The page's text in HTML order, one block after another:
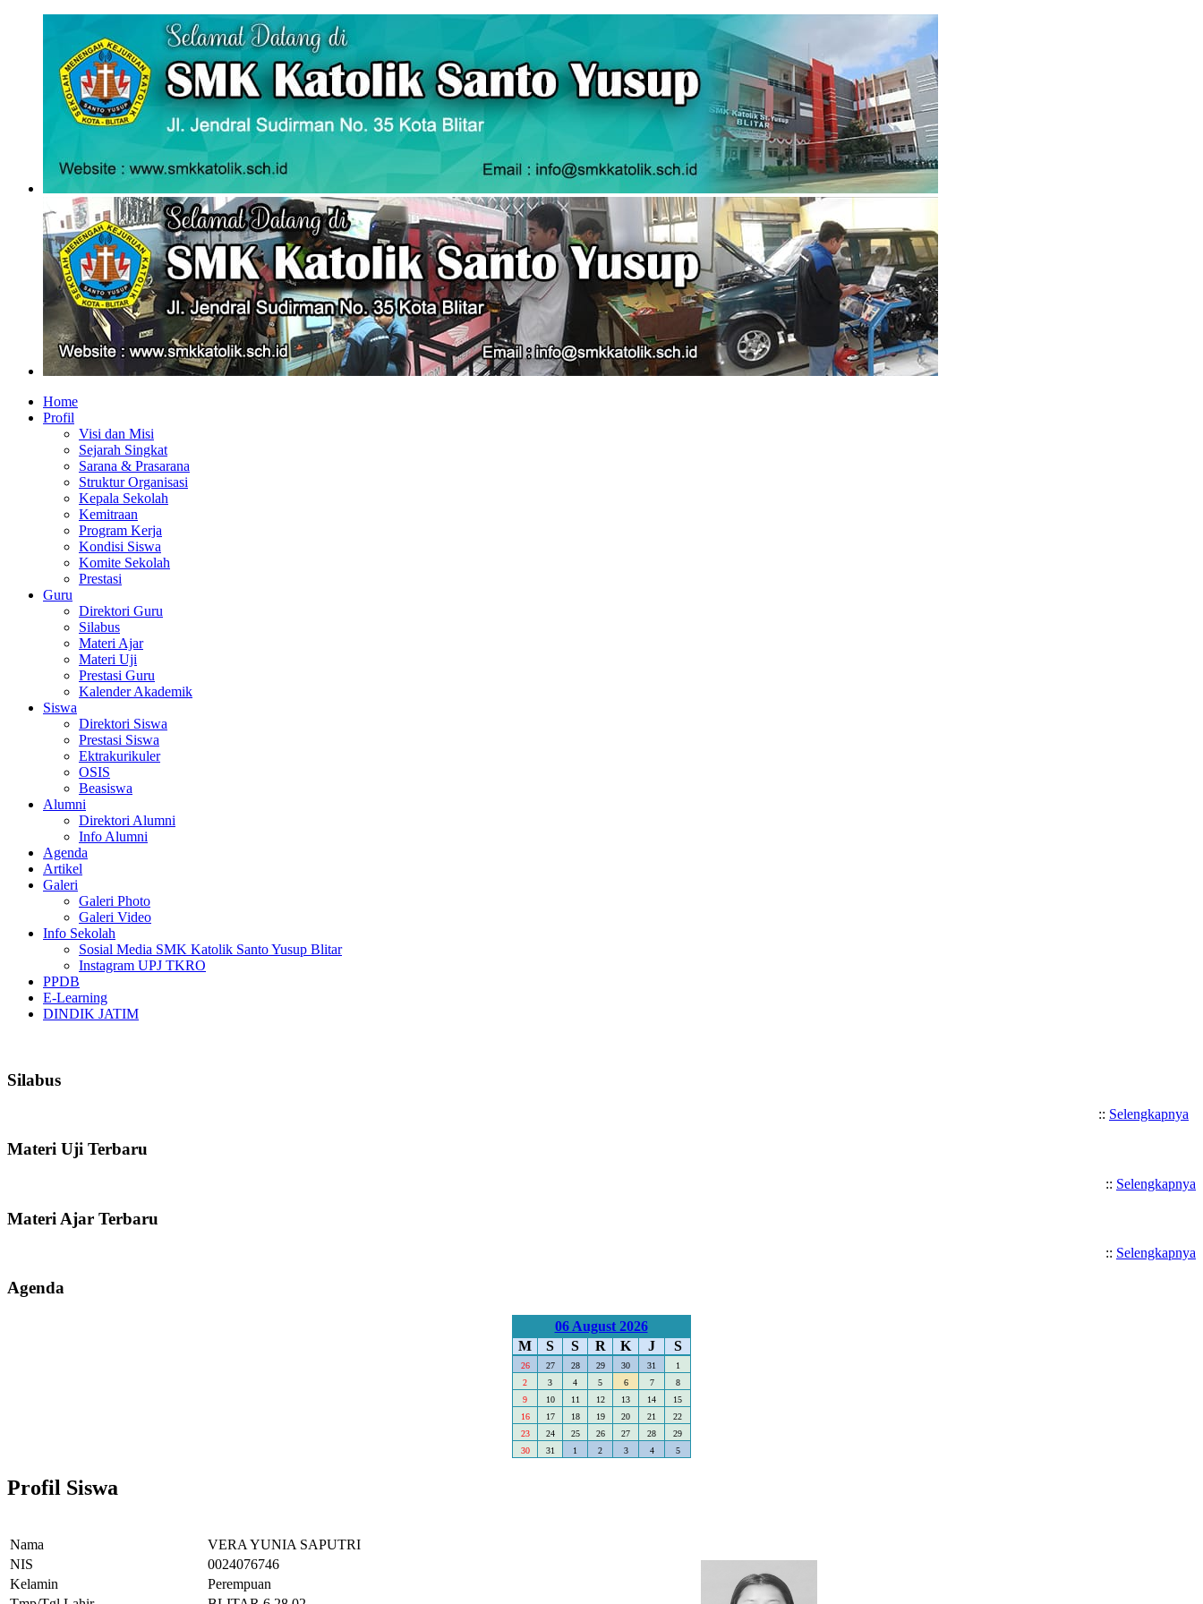
Home
Profil
Visi dan Misi
Sejarah Singkat
Sarana & Prasarana
Struktur Organisasi
Kepala Sekolah
Kemitraan
Program Kerja
Kondisi Siswa
Komite Sekolah
Prestasi
Guru
Direktori Guru
Silabus
Materi Ajar
Materi Uji
Prestasi Guru
Kalender Akademik
Siswa
Direktori Siswa
Prestasi Siswa
Ektrakurikuler
OSIS
Beasiswa
Alumni
Direktori Alumni
Info Alumni
Agenda
Artikel
Galeri
Galeri Photo
Galeri Video
Info Sekolah
Sosial Media SMK Katolik Santo Yusup Blitar
Instagram UPJ TKRO
PPDB
E-Learning
DINDIK JATIM
Silabus
:: Selengkapnya
Materi Uji Terbaru
:: Selengkapnya
Materi Ajar Terbaru
:: Selengkapnya
Agenda
06 August 2026
M
S S R K J S
26 27 28 29 30 31
1
2
3 4 5 6 7
8
9
10 11 12 13 14
15
16
17 18 19 20 21
22
23
24 25 26 27 28
29
30
31 1 2 3 4 5
Profil Siswa
Nama
VERA YUNIA SAPUTRI
NIS
0024076746
Kelamin
Perempuan